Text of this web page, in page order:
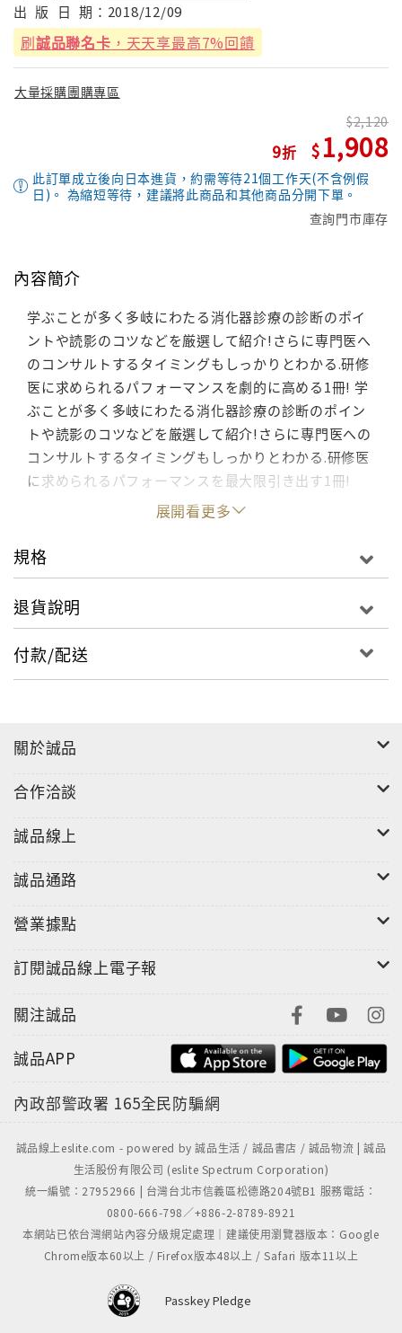
出 版 日 期： 2018/12/09
刷誠品聯名卡 ，天天享最高7%回饋
大量採購團購專區
9
2,120
1,908
此訂單成立後向日本進貨，約需等待21個工作天(不含例假
日)。 為縮短等待，建議將此商品和其他商品分開下單。
查詢門市庫存
內容簡介
学ぶことが多く多岐にわたる消化器診療の診断のポイ
ントや読影のコツなどを厳選して紹介!さらに専門医へ
のコンサルトするタイミングもしっかりとわかる.研修
医に求められるパフォーマンスを劇的に高める1冊! 学
ぶことが多く多岐にわたる消化器診療の診断のポイン
トや読影のコツなどを厳選して紹介!さらに専門医への
コンサルトするタイミングもしっかりとわかる.研修医
に求められるパフォーマンスを最大限引き出す1冊!
展開看更多
規格
退貨說明
付款/配送
關於誠品
合作洽談
誠品線上
誠品通路
營業據點
訂閱誠品線上電子報
關注誠品
誠品APP
內政部警政署 165全民防騙網
誠品線上eslite.com - powered by 誠品生活 / 誠品書店 / 誠品物流 | 誠品
生活股份有限公司 (eslite Spectrum Corporation)
統一編號：27952966 | 台灣台北市信義區松德路204號B1 服務電話：
0800-666-798／+886-2-8789-8921
本網站已依台灣網站內容分級規定處理｜建議使用瀏覽器版本：Google
Chrome版本60以上 / Firefox版本48以上 / Safari 版本11以上
Passkey Pledge